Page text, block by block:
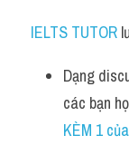
IELTS TUTOR
Dạng
các bạn
KÈM 1